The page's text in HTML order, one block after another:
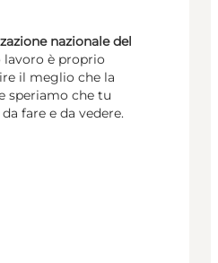
nazionale del
lavoro è proprio
il meglio che la
speriamo che tu
fare e da vedere.